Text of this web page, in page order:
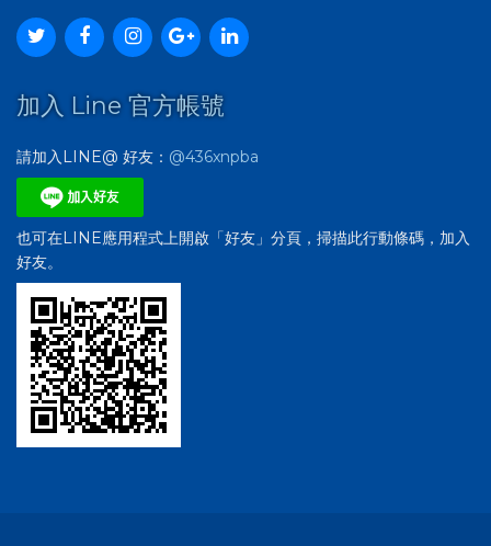
加入 Line 官方帳號
請加入LINE@ 好友： @436xnpba
也可在LINE應用程式上開啟「好友」分頁，掃描此行動條碼，加入
好友。